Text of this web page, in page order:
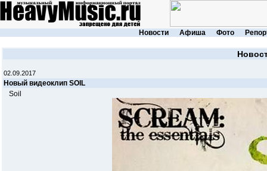
Новости Афиша Фото
02.09.2017
Новый видеоклип SOIL
Soil